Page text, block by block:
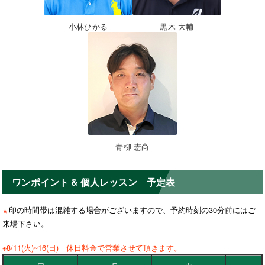
小林ひかる 黒木 大輔
青柳 憲尚
ワンポイント & 個人レッスン 予定表
★ 印の時間帯は混雑する場合がございますので、予約時刻の30分前にはご
来場下さい。
※8/11(火)~16(日) 休日料金で営業させて頂きます。